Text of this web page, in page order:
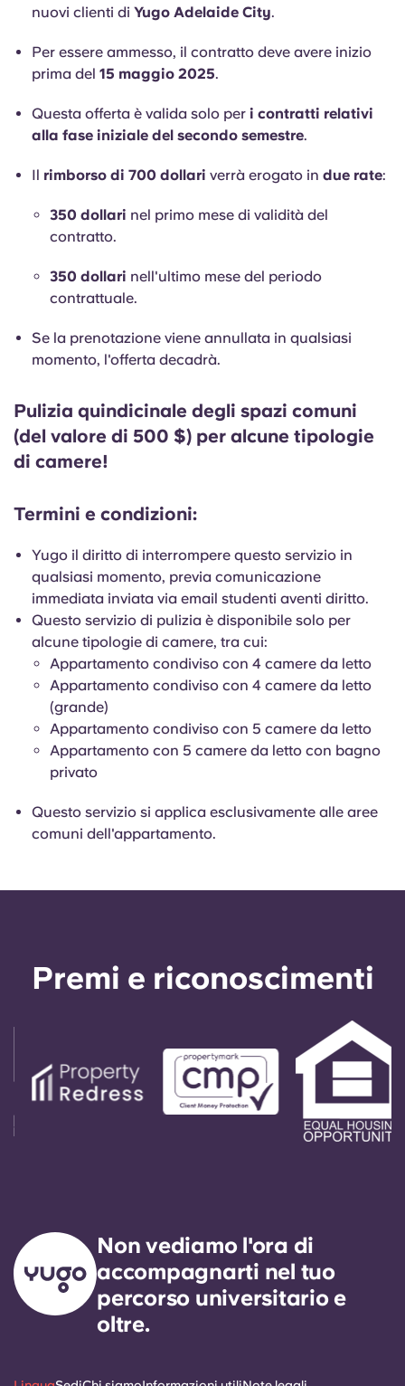
nuovi clienti di Yugo Adelaide City.
Per essere ammesso, il contratto deve avere inizio
prima del 15 maggio 2025.
Questa offerta è valida solo per i contratti relativi
alla fase iniziale del secondo semestre.
Il rimborso di 700 dollari verrà erogato in due rate:
350 dollari nel primo mese di validità del
contratto.
350 dollari nell'ultimo mese del periodo
contrattuale.
Se la prenotazione viene annullata in qualsiasi
momento, l'offerta decadrà.
Pulizia quindicinale degli spazi comuni
(del valore di 500 $) per alcune tipologie
di camere!
Termini e condizioni:
Yugo il diritto di interrompere questo servizio in
qualsiasi momento, previa comunicazione
immediata inviata via email studenti aventi diritto.
Questo servizio di pulizia è disponibile solo per
alcune tipologie di camere, tra cui:
Appartamento condiviso con 4 camere da letto
Appartamento condiviso con 4 camere da letto
(grande)
Appartamento condiviso con 5 camere da letto
Appartamento con 5 camere da letto con bagno
privato
Questo servizio si applica esclusivamente alle aree
comuni dell'appartamento.
Premi e riconoscimenti
Non vediamo l'ora di
accompagnarti nel tuo
percorso universitario e
oltre.